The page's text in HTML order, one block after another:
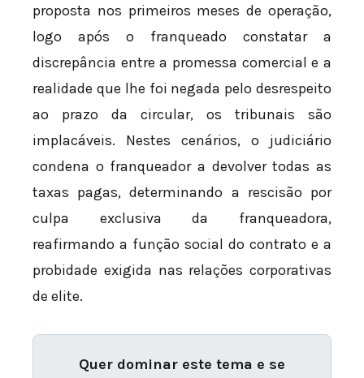
proposta nos primeiros meses de operação,
logo após o franqueado constatar a
discrepância entre a promessa comercial e a
realidade que lhe foi negada pelo desrespeito
ao prazo da circular, os tribunais são
implacáveis. Nestes cenários, o judiciário
condena o franqueador a devolver todas as
taxas pagas, determinando a rescisão por
culpa exclusiva da franqueadora,
reafirmando a função social do contrato e a
probidade exigida nas relações corporativas
de elite.
Quer dominar este tema e se